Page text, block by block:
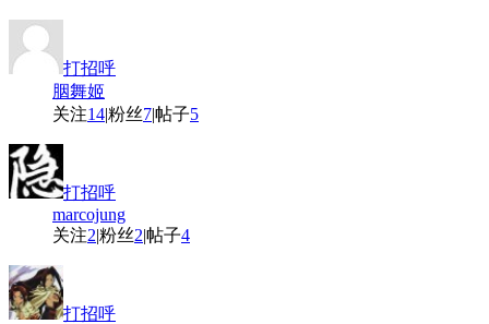
打招呼
胭舞姬
关注14|粉丝7|帖子5
打招呼
marcojung
关注2|粉丝2|帖子4
打招呼